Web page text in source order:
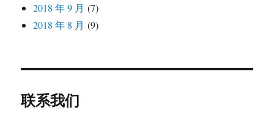
2018 年 9 月 (7)
2018 年 8 月 (9)
联系我们